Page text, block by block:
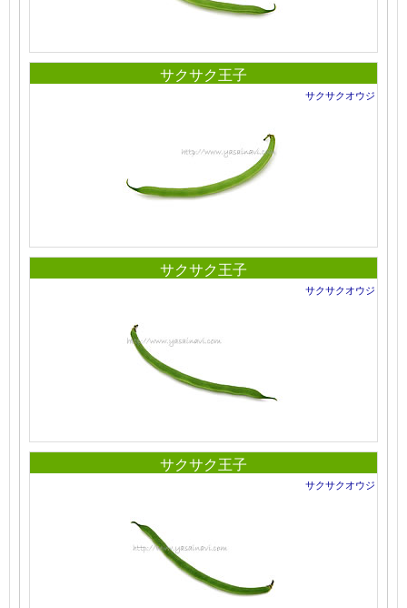
サクサク王子
サクサクオウジ
サクサク王子
サクサクオウジ
サクサク王子
サクサクオウジ